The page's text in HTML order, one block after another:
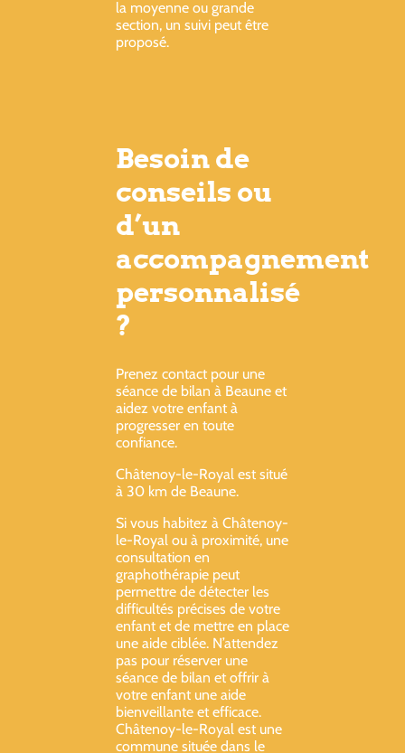
la moyenne ou grande
section, un suivi peut être
proposé.
Besoin de
conseils ou
d’un
accompagnement
personnalisé
?
Prenez contact pour une
séance de bilan à Beaune et
aidez votre enfant à
progresser en toute
confiance.
Châtenoy-le-Royal est situé
à 30 km de Beaune.
Si vous habitez à Châtenoy-
le-Royal ou à proximité, une
consultation en
graphothérapie peut
permettre de détecter les
difficultés précises de votre
enfant et de mettre en place
une aide ciblée. N’attendez
pas pour réserver une
séance de bilan et offrir à
votre enfant une aide
bienveillante et efficace.
Châtenoy-le-Royal est une
commune située dans le